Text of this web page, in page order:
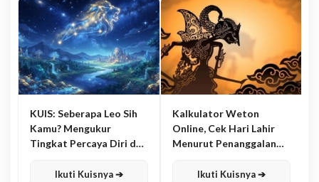
KUIS: Seberapa Leo Sih
Kamu? Mengukur
Tingkat Percaya Diri dan
Ikuti Kuisnya ➔
Kalkulator Weton
Online, Cek Hari Lahir
Menurut Penanggalan
Ikuti Kuisnya ➔